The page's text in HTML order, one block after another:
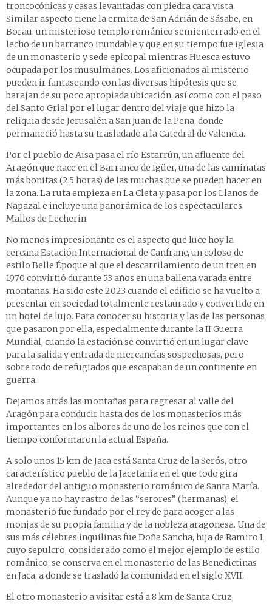
troncocónicas y casas levantadas con piedra cara vista.
Similar aspecto tiene la ermita de San Adrián de Sásabe, en
Borau, un misterioso templo románico semienterrado en el
lecho de un barranco inundable y que en su tiempo fue iglesia
de un monasterio y sede epicopal mientras Huesca estuvo
ocupada por los musulmanes. Los aficionados al misterio
pueden ir fantaseando con las diversas hipótesis que se
barajan de su poco apropiada ubicación, así como con el paso
del Santo Grial por el lugar dentro del viaje que hizo la
reliquia desde Jerusalén a San Juan de la Pena, donde
permaneció hasta su trasladado a la Catedral de Valencia.
Por el pueblo de Aisa pasa el río Estarrún, un afluente del
Aragón que nace en el Barranco de Igüer, una de las caminatas
más bonitas (2,5 horas) de las muchas que se pueden hacer en
la zona. La ruta empieza en La Cleta y pasa por los Llanos de
Napazal e incluye una panorámica de los espectaculares
Mallos de Lecherin.
No menos impresionante es el aspecto que luce hoy la
cercanaEstación Internacional de Canfranc, un coloso de
estilo Belle Époque al que el descarrilamiento de un tren en
1970 convirtió durante 53 años en una ballena varada entre
montañas. Ha sido este 2023 cuando el edificio se ha vuelto a
presentar en sociedad totalmente restaurado y convertido en
un hotel de lujo. Para conocer su historia y las de las personas
que pasaron por ella, especialmente durante la II Guerra
Mundial, cuando la estación se convirtió en un lugar clave
para la salida y entrada de mercancías sospechosas, pero
sobre todo de refugiados que escapaban de un continente en
guerra.
Dejamos atrás las montañas para regresar al valle del
Aragón para conducir hasta dos de los monasterios más
importantes en los albores de uno de los reinos que con el
tiempo conformaron la actual España.
A solo unos 15 km de Jaca estáSanta Cruz de la Serós, otro
característico pueblo de la Jacetania en el que todo gira
alrededor del antiguo monasterio románico de Santa María.
Aunque ya no hay rastro de las “serores” (hermanas), el
monasterio fue fundado por el rey de para acoger a las
monjas de su propia familia y de la nobleza aragonesa. Una de
sus más célebres inquilinas fue Doña Sancha, hija de Ramiro I,
cuyo sepulcro, considerado como el mejor ejemplo de estilo
románico, se conserva en el monasterio de las Benedictinas
en Jaca, a donde se trasladó la comunidad en el siglo XVII.
El otro monasterio a visitar está a 8 km de Santa Cruz,